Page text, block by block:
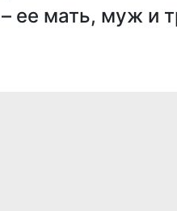
ее мать, муж и